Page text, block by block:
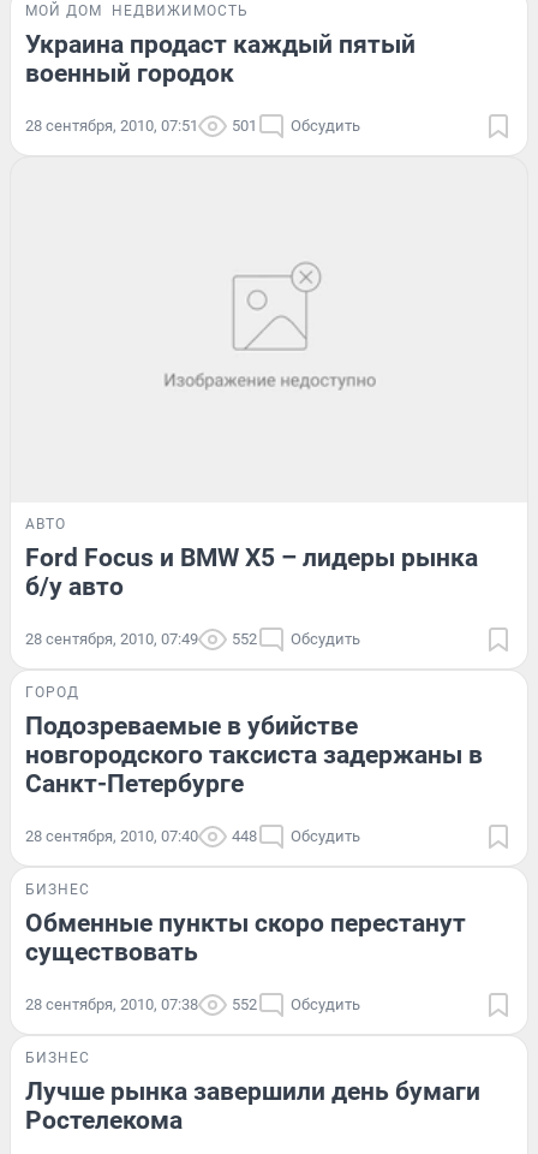
МОЙ ДОМ НЕДВИЖИМОСТЬ
Украина продаст каждый пятый
военный городок
28 сентября, 2010, 07:51 501 Обсудить
АВТО
Ford Focus и BMW X5 – лидеры рынка
б/у авто
28 сентября, 2010, 07:49 552 Обсудить
ГОРОД
Подозреваемые в убийстве
новгородского таксиста задержаны в
Санкт-Петербурге
28 сентября, 2010, 07:40 448 Обсудить
БИЗНЕС
Обменные пункты скоро перестанут
существовать
28 сентября, 2010, 07:38 552 Обсудить
БИЗНЕС
Лучше рынка завершили день бумаги
Ростелекома